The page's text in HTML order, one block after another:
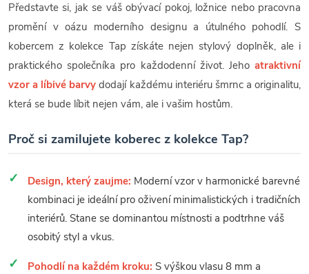
Představte si, jak se váš obývací pokoj, ložnice nebo pracovna
promění v oázu moderního designu a útulného pohodlí. S
kobercem z kolekce Tap získáte nejen stylový doplněk, ale i
praktického společníka pro každodenní život. Jeho atraktivní
vzor a líbivé barvy dodají každému interiéru šmrnc a originalitu,
která se bude líbit nejen vám, ale i vašim hostům.
Proč si zamilujete koberec z kolekce Tap?
Design, který zaujme: Moderní vzor v harmonické barevné
kombinaci je ideální pro oživení minimalistických i tradičních
interiérů. Stane se dominantou místnosti a podtrhne váš
osobitý styl a vkus.
Pohodlí na každém kroku: S výškou vlasu 8 mm a